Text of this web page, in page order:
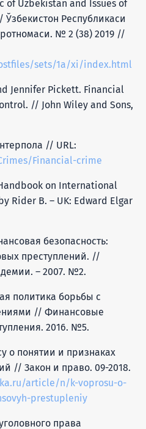
of Uzbekistan and Issues of
Республикаси
№ 2 (38) 2019 //
sets/1a/xi/index.html
Jennifer Pickett. Financial
// John Wiley and Sons,
// URL:
Financial-crime
on International
Rider B. – UK: Edward Elgar
безопасность:
преступлений. //
– 2007. №2.
политика борьбы с
// Финансовые
2016. №5.
о понятии и признаках
// Закон и право. 09-2018.
article/n/k-voprosu-o-
prestupleniy
права